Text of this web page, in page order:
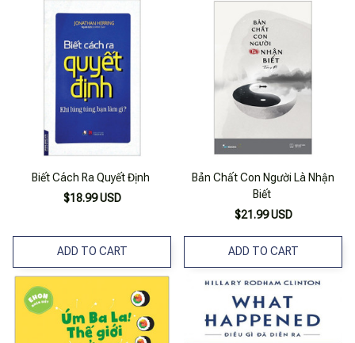
Biết Cách Ra Quyết Định
$18.99 USD
ADD TO CART
Bản Chất Con Người Là Nhận
Biết
$21.99 USD
ADD TO CART